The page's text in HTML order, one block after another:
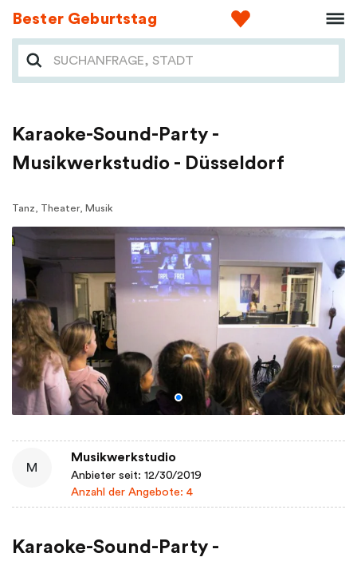
Bester Geburtstag
Karaoke-Sound-Party -
Musikwerkstudio - Düsseldorf
Tanz, Theater, Musik
M
Musikwerkstudio
Anbieter seit: 12/30/2019
Anzahl der Angebote: 4
Karaoke-Sound-Party -